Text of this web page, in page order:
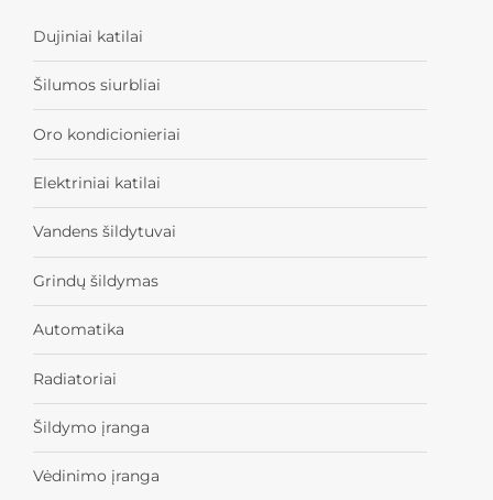
Dujiniai katilai
Šilumos siurbliai
Oro kondicionieriai
Elektriniai katilai
Vandens šildytuvai
Grindų šildymas
Automatika
Radiatoriai
Šildymo įranga
Vėdinimo įranga